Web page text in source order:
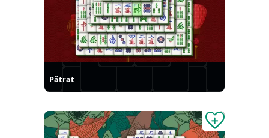
Pătrat